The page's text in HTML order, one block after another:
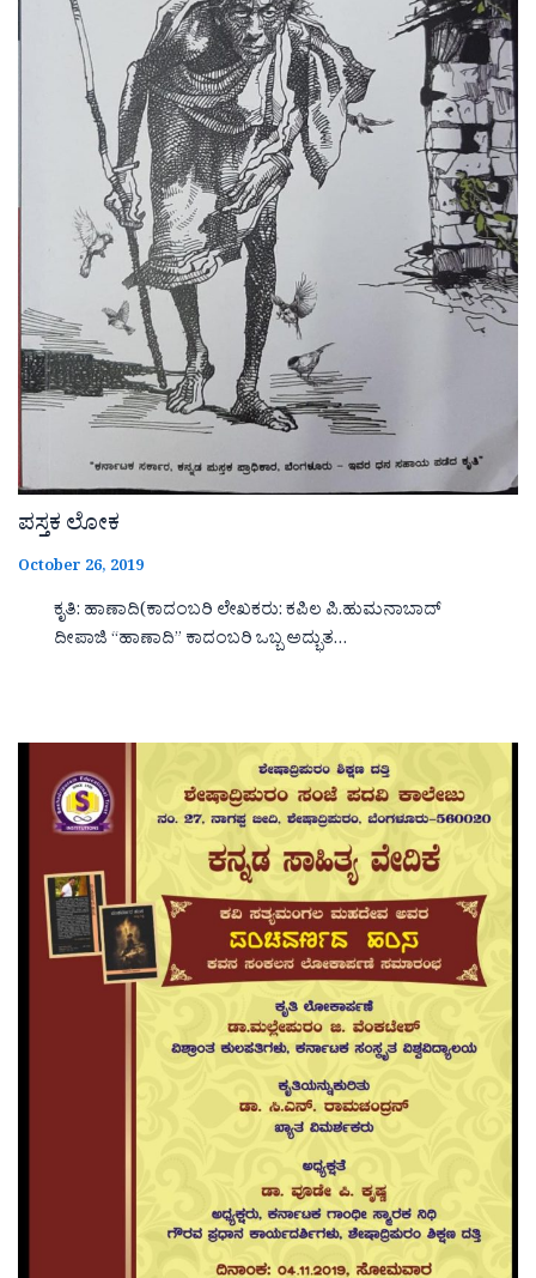
ಪಸ್ತಕ ಲೋಕ
October 26, 2019
ಕೃತಿ: ಹಾಣಾದಿ(ಕಾದಂಬರಿ ಲೇಖಕರು: ಕಪಿಲ ಪಿ.ಹುಮನಾಬಾದ್
ದೀಪಾಜಿ “ಹಾಣಾದಿ‌‌‌‌” ಕಾದಂಬರಿ ಒಬ್ಬ ಅದ್ಭುತ…